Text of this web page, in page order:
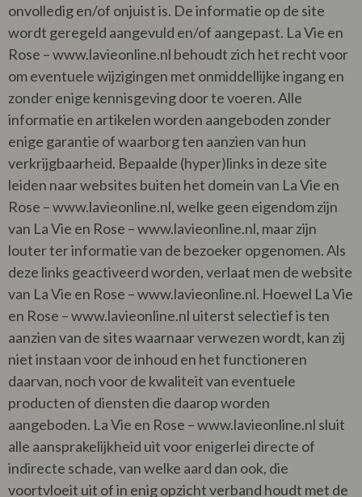
onvolledig en/of onjuist is. De informatie op de site
wordt geregeld aangevuld en/of aangepast. La Vie en
Rose – www.lavieonline.nl behoudt zich het recht voor
om eventuele wijzigingen met onmiddellijke ingang en
zonder enige kennisgeving door te voeren. Alle
informatie en artikelen worden aangeboden zonder
enige garantie of waarborg ten aanzien van hun
verkrijgbaarheid. Bepaalde (hyper)links in deze site
leiden naar websites buiten het domein van La Vie en
Rose – www.lavieonline.nl, welke geen eigendom zijn
van La Vie en Rose – www.lavieonline.nl, maar zijn
louter ter informatie van de bezoeker opgenomen. Als
deze links geactiveerd worden, verlaat men de website
van La Vie en Rose – www.lavieonline.nl. Hoewel La Vie
en Rose – www.lavieonline.nl uiterst selectief is ten
aanzien van de sites waarnaar verwezen wordt, kan zij
niet instaan voor de inhoud en het functioneren
daarvan, noch voor de kwaliteit van eventuele
producten of diensten die daarop worden
aangeboden. La Vie en Rose – www.lavieonline.nl sluit
alle aansprakelijkheid uit voor enigerlei directe of
indirecte schade, van welke aard dan ook, die
voortvloeit uit of in enig opzicht verband houdt met de